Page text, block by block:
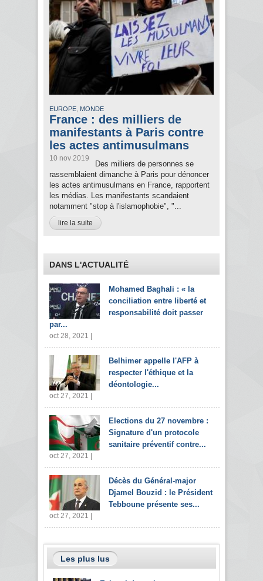
EUROPE, MONDE
France : des milliers de
manifestants à Paris contre
les actes antimusulmans
10 nov 2019
Des milliers de personnes se
rassemblaient dimanche à Paris pour dénoncer
les actes antimusulmans en France, rapportent
les médias. Les manifestants scandaient
notamment "stop à l'islamophobie", "...
lire la suite
DANS L'ACTUALITÉ
Mohamed Baghali : « la
conciliation entre liberté et
responsabilité doit passer
par...
oct 28, 2021 |
Belhimer appelle l'AFP à
respecter l'éthique et la
déontologie...
oct 27, 2021 |
Elections du 27 novembre :
Signature d'un protocole
sanitaire préventif contre...
oct 27, 2021 |
Décès du Général-major
Djamel Bouzid : le Président
Tebboune présente ses...
oct 27, 2021 |
Les plus lus